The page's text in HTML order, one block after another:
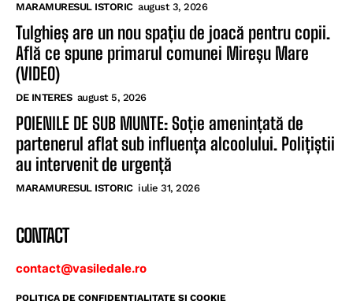
MARAMURESUL ISTORIC august 3, 2026
Tulghieș are un nou spațiu de joacă pentru copii.
Află ce spune primarul comunei Mireșu Mare
(VIDEO)
DE INTERES august 5, 2026
POIENILE DE SUB MUNTE: Soție amenințată de
partenerul aflat sub influența alcoolului. Polițiștii
au intervenit de urgență
MARAMURESUL ISTORIC iulie 31, 2026
CONTACT
contact@vasiledale.ro
POLITICA DE CONFIDENŢIALITATE ŞI COOKIE